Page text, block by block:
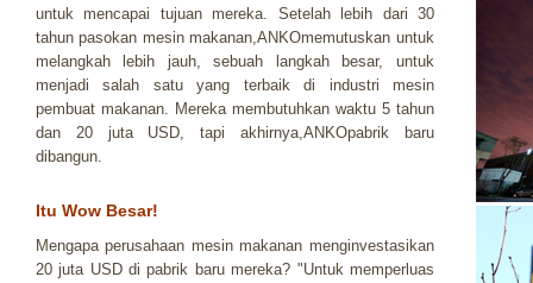
untuk mencapai tujuan mereka. Setelah lebih dari 30
tahun pasokan mesin makanan,ANKOmemutuskan untuk
melangkah lebih jauh, sebuah langkah besar, untuk
menjadi salah satu yang terbaik di industri mesin
pembuat makanan. Mereka membutuhkan waktu 5 tahun
dan 20 juta USD, tapi akhirnya,ANKOpabrik baru
dibangun.
Itu Wow Besar!
Mengapa perusahaan mesin makanan menginvestasikan
20 juta USD di pabrik baru mereka? "Untuk memperluas